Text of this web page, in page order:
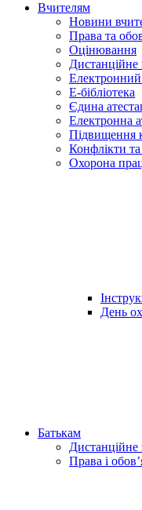
Вчителям
Новини
Права та
Оцінювання
Дистанційне
E-бібліотека
Єдина
Електронна
Підвищення
Конфлікти та
Охорона
День
Батькам
Дистанційне
Права і